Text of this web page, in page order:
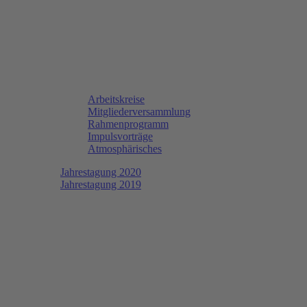
Arbeitskreise
Mitgliederversammlung
Rahmenprogramm
Impulsvorträge
Atmosphärisches
Jahrestagung 2020
Jahrestagung 2019